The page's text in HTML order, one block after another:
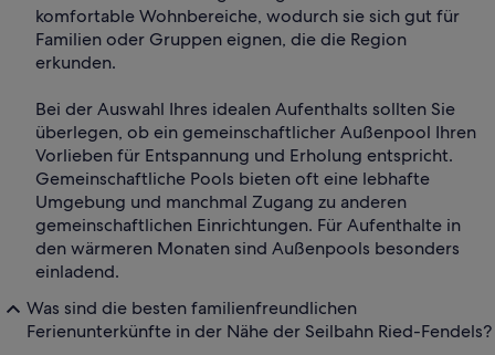
komfortable Wohnbereiche, wodurch sie sich gut für
Familien oder Gruppen eignen, die die Region
erkunden.
Bei der Auswahl Ihres idealen Aufenthalts sollten Sie
überlegen, ob ein gemeinschaftlicher Außenpool Ihren
Vorlieben für Entspannung und Erholung entspricht.
Gemeinschaftliche Pools bieten oft eine lebhafte
Umgebung und manchmal Zugang zu anderen
gemeinschaftlichen Einrichtungen. Für Aufenthalte in
den wärmeren Monaten sind Außenpools besonders
einladend.
Was sind die besten familienfreundlichen
Ferienunterkünfte in der Nähe der Seilbahn Ried-Fendels?